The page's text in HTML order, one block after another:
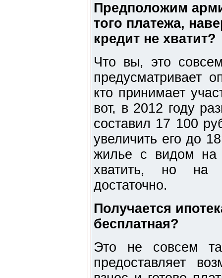
Предположим
того платежа,
кредит не хватит?
Что вы, это
предусматривает
кто принимает
вот, в 2012 году
составил 17 100
увеличить его до
жилье с видом
хватить, но на
достаточно.
Получается
бесплатная?
Это не совсем
предоставляет